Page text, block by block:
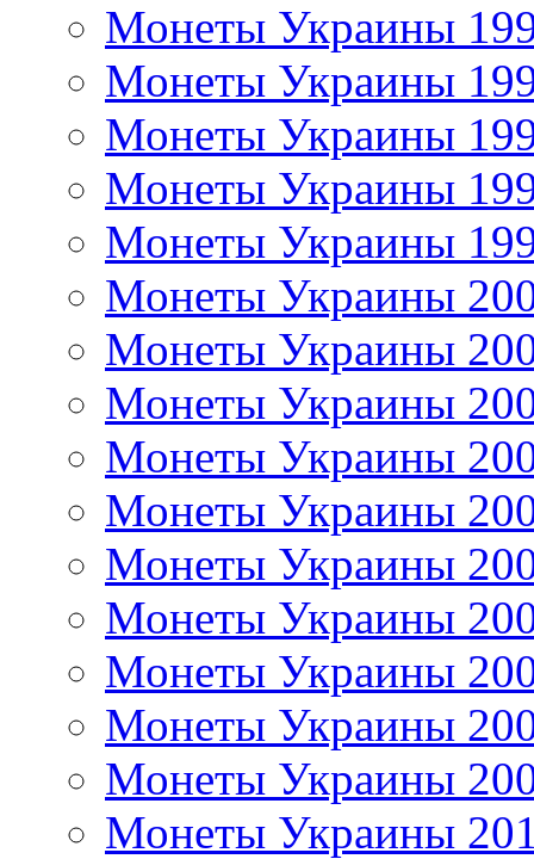
Монеты Украины
Монеты Украины
Монеты Украины
Монеты Украины
Монеты Украины
Монеты Украины
Монеты Украины
Монеты Украины
Монеты Украины
Монеты Украины
Монеты Украины
Монеты Украины
Монеты Украины
Монеты Украины
Монеты Украины
Монеты Украины